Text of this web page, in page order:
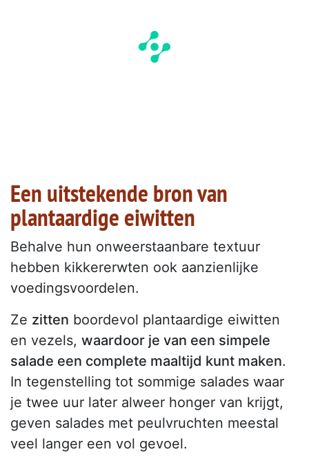
Een uitstekende bron van
plantaardige eiwitten
Behalve hun onweerstaanbare textuur
hebben kikkererwten ook aanzienlijke
voedingsvoordelen.
Ze zitten boordevol plantaardige eiwitten
en vezels, waardoor je van een simpele
salade een complete maaltijd kunt maken.
In tegenstelling tot sommige salades waar
je twee uur later alweer honger van krijgt,
geven salades met peulvruchten meestal
veel langer een vol gevoel.